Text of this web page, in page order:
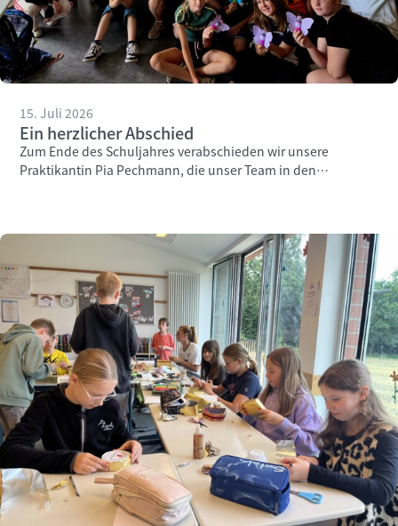
15. Juli 2026
Ein herzlicher Abschied
Zum Ende des Schuljahres verabschieden wir unsere
Praktikantin Pia Pechmann, die unser Team in den